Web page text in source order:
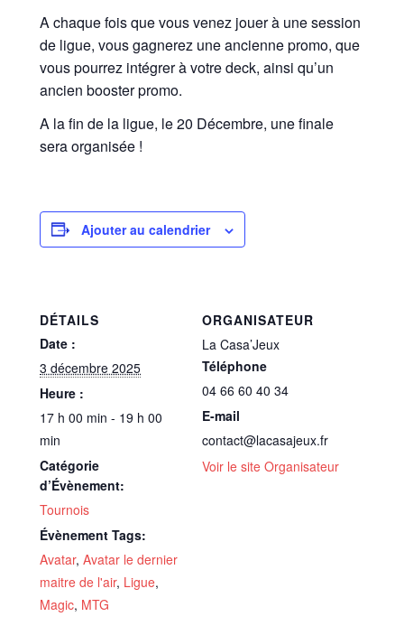
A chaque fois que vous venez jouer à une session
de ligue, vous gagnerez une ancienne promo, que
vous pourrez intégrer à votre deck, ainsi qu’un
ancien booster promo.
A la fin de la ligue, le 20 Décembre, une finale
sera organisée !
Ajouter au calendrier
DÉTAILS
Date :
3 décembre 2025
Heure :
17 h 00 min - 19 h 00
min
Catégorie
d’Évènement:
Tournois
Évènement Tags:
Avatar, Avatar le dernier
maitre de l'air, Ligue,
Magic, MTG
ORGANISATEUR
La Casa’Jeux
Téléphone
04 66 60 40 34
E-mail
contact@lacasajeux.fr
Voir le site Organisateur